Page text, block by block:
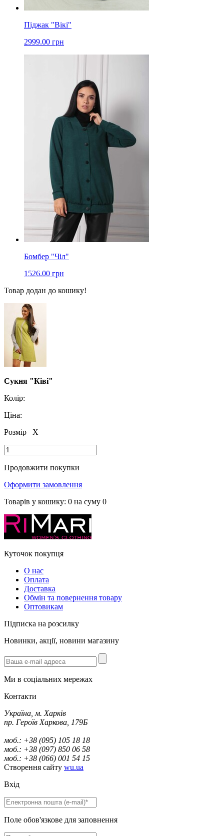
Піджак "Вікі"
2999.00 грн
Бомбер "Чіл"
1526.00 грн
Товар додан до кошику!
Сукня "Ківі"
Колір:
Ціна:
Розмір
X
Продовжити покупки
Оформити замовлення
Товарів у кошику: 0 на суму 0
Куточок покупця
О нас
Оплата
Доставка
Обмін та повернення товару
Оптовикам
Підписка на розсилку
Новинки, акції, новини магазину
Ми в соціальних мережах
Контакти
Україна, м. Харків
пр. Героїв Харкова, 179Б
моб.: +38 (095) 105 18 18
моб.: +38 (097) 850 06 58
моб.: +38 (066) 001 54 15
Створення сайту wu.ua
Вхід
Поле обов'язкове для заповнення